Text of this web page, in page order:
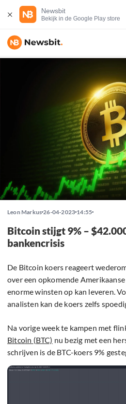
Newsbit
Bekijk in de Google Play store
Leon Markus 26-04-2023 14:55
Bitcoin stijgt 9% –
bankencrisis
De Bitcoin koers reageert
over een opkomende
enorme winsten op kan leveren.
analisten kan de koers zelfs
Na vorige week te kampen met
Bitcoin (BTC) nu bezig met een
schrijven is de BTC-koers 9%